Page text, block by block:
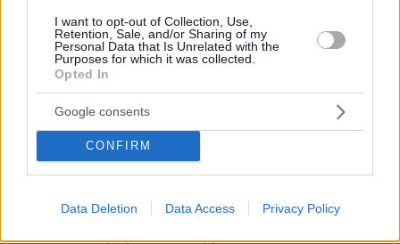
I want to opt-out of Collection, Use,
Retention, Sale, and/or Sharing of my
Personal Data that Is Unrelated with the
Purposes for which it was collected.
Opted In
Google consents
CONFIRM
Data Deletion Data Access Privacy Policy
Προηγούμενη
Κιβωτός της Ορθοδοξίας
Ελεύθερη Ώρα